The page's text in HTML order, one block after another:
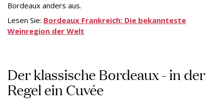
Bordeaux anders aus.
Lesen Sie: Bordeaux Frankreich: Die bekannteste
Weinregion der Welt
Der klassische Bordeaux - in der
Regel ein Cuvée